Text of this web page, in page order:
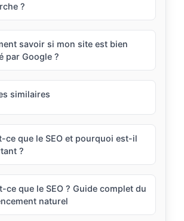
?
savoir si mon site est bien
par Google ?
similaires
ce que le SEO et pourquoi est-il
?
ce que le SEO ? Guide complet du
naturel